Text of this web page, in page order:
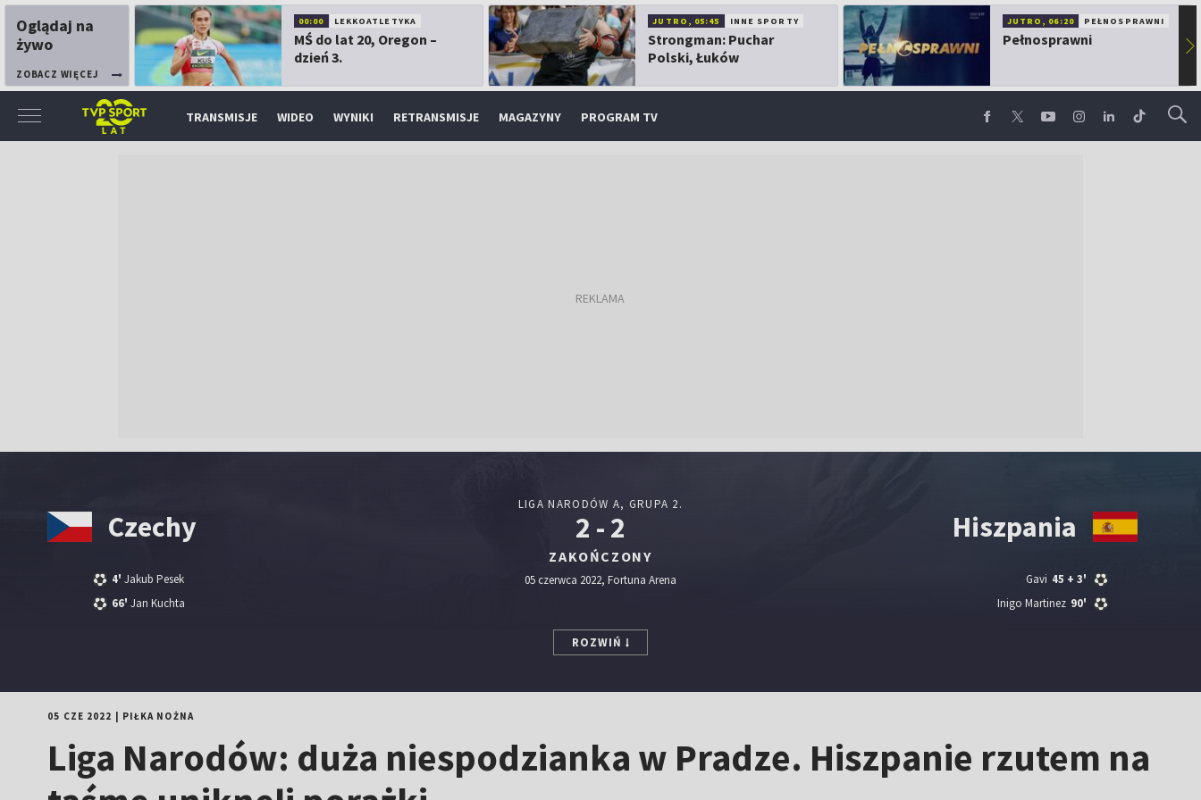
Oglądaj na
żywo
ZOBACZ WIĘCEJ
00:00 LEKKOATLETYKA
MŚ do lat 20, Oregon –
dzień 3.
JUTRO, 05:45 INNE SPORTY
Strongman: Puchar
Polski, Łuków
JUTRO, 06:20 PEŁNOSPRAWNI
Pełnosprawni ▶
TRANSMISJE WIDEO WYNIKI RETRANSMISJE MAGAZYNY PROGRAM TV
Czechy
4' Jakub Pesek
66' Jan Kuchta
LIGA NARODÓW A, GRUPA 2.
2 - 2
ZAKOŃCZONY
05 czerwca 2022, Fortuna Arena
Hiszpania
45 + 3'
Gavi
90'
Inigo Martinez
ROZWIŃ
05 CZE 2022 PIŁKA NOŻNA
Liga Narodów: duża niespodzianka w Pradze. Hiszpanie rzutem na